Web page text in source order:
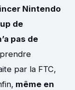
Nintendo
de
pas de
par la FTC,
même en